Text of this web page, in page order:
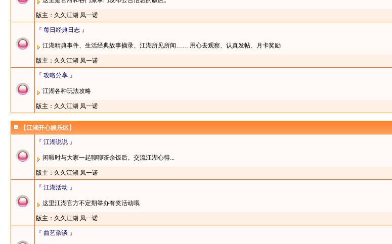
版主： 久久江湖 凤一诺
『 每日经典日志 』
江湖精典事件、生活经典故事摘录、江湖所见所闻…… 用心去观察、认真发帖、月卡奖励
版主： 久久江湖 凤一诺
『 攻略分享 』
江湖各种玩法攻略
版主： 久久江湖 凤一诺
【江湖开心娱乐区】
『 江湖说说 』
闲暇时与大家一起聊聊茶余饭后。交流江湖心得...
版主： 久久江湖 凤一诺
『 江湖活动 』
这里江湖官方不定期举办有奖活动哦
版主： 久久江湖 凤一诺
『 曲艺杂谈 』